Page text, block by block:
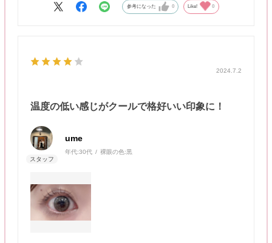
動画：自然光／静止画：室内蛍光灯
参考になった 0 Like! 0
2024.7.2
温度の低い感じがクールで格好いい印象に！
ume
年代:30代 裸眼の色:黒